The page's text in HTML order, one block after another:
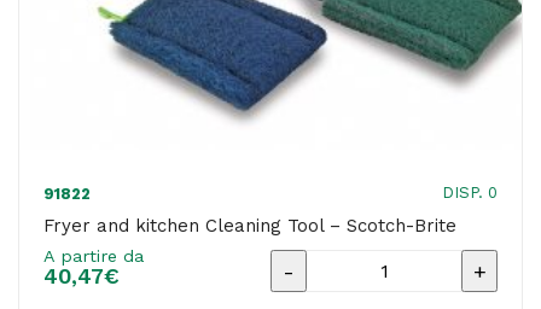
91822 DISP. 0
Fryer and kitchen Cleaning Tool – Scotch-Brite
A partire da
40,47€
Fryer